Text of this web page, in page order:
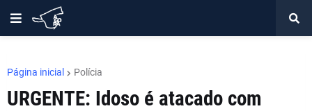
Página inicial Polícia
URGENTE: Idoso é atacado com